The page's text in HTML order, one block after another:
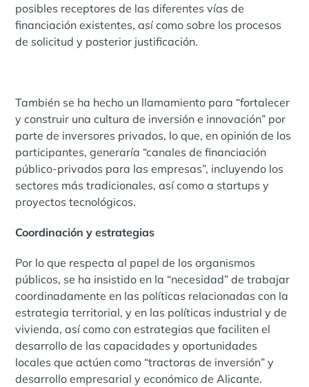
posibles receptores de las diferentes vías de
financiación existentes, así como sobre los procesos
de solicitud y posterior justificación.
También se ha hecho un llamamiento para “fortalecer
y construir una cultura de inversión e innovación” por
parte de inversores privados, lo que, en opinión de los
participantes, generaría “canales de financiación
público-privados para las empresas”, incluyendo los
sectores más tradicionales, así como a startups y
proyectos tecnológicos.
Coordinación y estrategias
Por lo que respecta al papel de los organismos
públicos, se ha insistido en la “necesidad” de trabajar
coordinadamente en las políticas relacionadas con la
estrategia territorial, y en las políticas industrial y de
vivienda, así como con estrategias que faciliten el
desarrollo de las capacidades y oportunidades
locales que actúen como “tractoras de inversión” y
desarrollo empresarial y económico de Alicante.